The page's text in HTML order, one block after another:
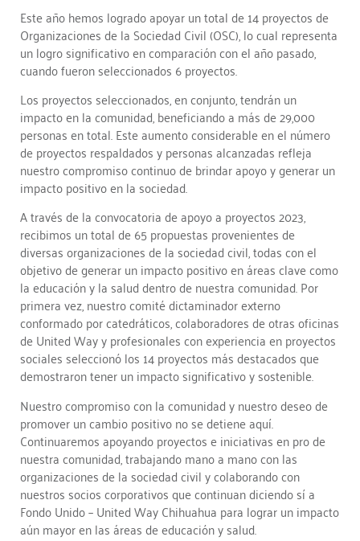
Este año hemos logrado apoyar un total de 14 proyectos de
Organizaciones de la Sociedad Civil (OSC), lo cual representa
un logro significativo en comparación con el año pasado,
cuando fueron seleccionados 6 proyectos.
Los proyectos seleccionados, en conjunto, tendrán un
impacto en la comunidad, beneficiando a más de 29,000
personas en total. Este aumento considerable en el número
de proyectos respaldados y personas alcanzadas refleja
nuestro compromiso continuo de brindar apoyo y generar un
impacto positivo en la sociedad.
A través de la convocatoria de apoyo a proyectos 2023,
recibimos un total de 65 propuestas provenientes de
diversas organizaciones de la sociedad civil, todas con el
objetivo de generar un impacto positivo en áreas clave como
la educación y la salud dentro de nuestra comunidad. Por
primera vez, nuestro comité dictaminador externo
conformado por catedráticos, colaboradores de otras oficinas
de United Way y profesionales con experiencia en proyectos
sociales seleccionó los 14 proyectos más destacados que
demostraron tener un impacto significativo y sostenible.
Nuestro compromiso con la comunidad y nuestro deseo de
promover un cambio positivo no se detiene aquí.
Continuaremos apoyando proyectos e iniciativas en pro de
nuestra comunidad, trabajando mano a mano con las
organizaciones de la sociedad civil y colaborando con
nuestros socios corporativos que continuan diciendo sí a
Fondo Unido – United Way Chihuahua para lograr un impacto
aún mayor en las áreas de educación y salud.